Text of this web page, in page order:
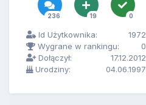
236 19 0
Id Użytkownika:
1972
Wygrane w rankingu:
0
Dołączył:
17.12.2012
Urodziny:
04.06.1997